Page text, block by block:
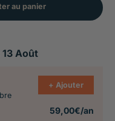
au panier
13 Août
+ Ajouter
59,00€/an